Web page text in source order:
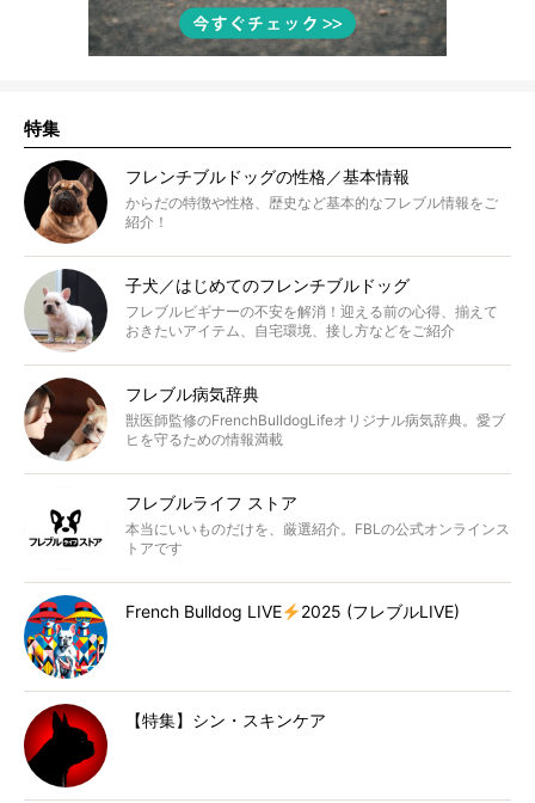
特集
フレンチブルドッグの性格／基本情報
からだの特徴や性格、歴史など基本的なフレブル情報をご
紹介！
子犬／はじめてのフレンチブルドッグ
フレブルビギナーの不安を解消！迎える前の心得、揃えて
おきたいアイテム、自宅環境、接し方などをご紹介
フレブル病気辞典
獣医師監修のFrenchBulldogLifeオリジナル病気辞典。愛ブ
ヒを守るための情報満載
フレブルライフ ストア
本当にいいものだけを、厳選紹介。FBLの公式オンラインス
トアです
French Bulldog LIVE 2025 (フレブルLIVE)
【特集】シン・スキンケア